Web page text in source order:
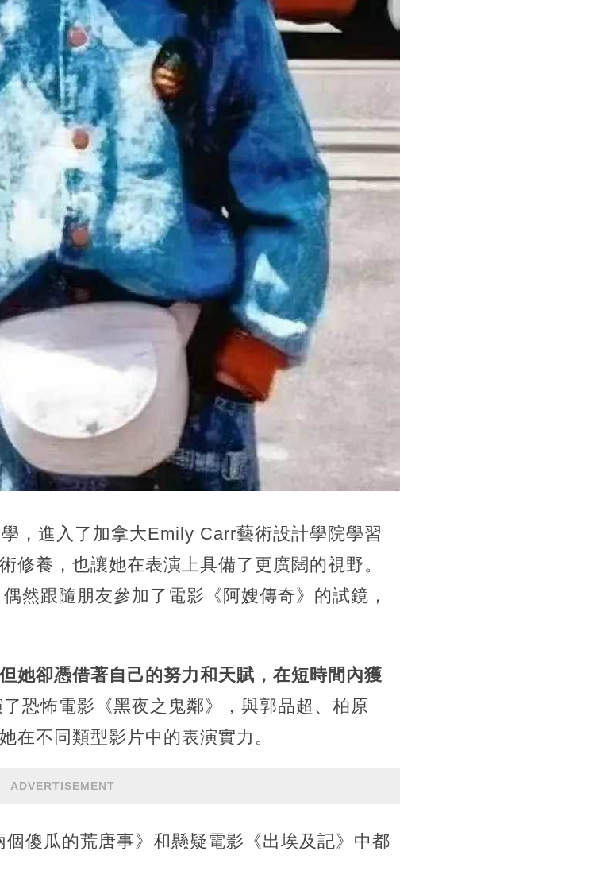
，進入了加拿大Emily Carr藝術設計學院學習
修養，也讓她在表演上具備了更廣闊的視野。
然跟隨朋友參加了電影《阿嫂傳奇》的試鏡，
她卻憑借著自己的努力和天賦，在短時間內獲
恐怖電影《黑夜之鬼鄰》，與郭品超、柏原
在不同類型影片中的表演實力。
ADVERTISEMENT
傻瓜的荒唐事》和懸疑電影《出埃及記》中都